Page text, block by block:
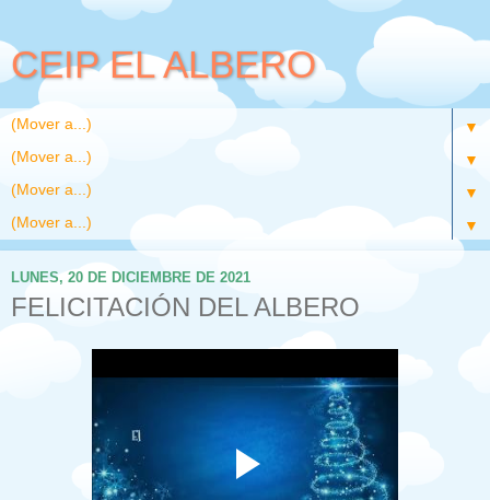
CEIP EL ALBERO
▼
▼
▼
▼
LUNES, 20 DE DICIEMBRE DE 2021
FELICITACIÓN DEL ALBERO